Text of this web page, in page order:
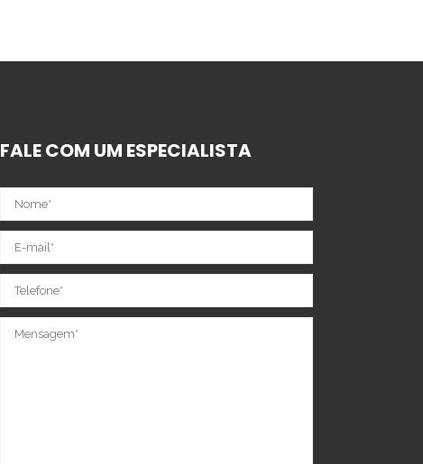
FALE COM UM ESPECIALISTA